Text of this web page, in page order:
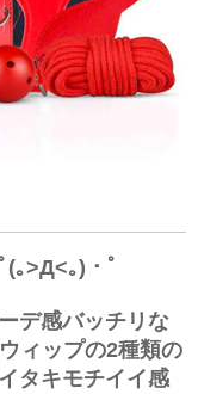
(｡>Д<｡)・ﾟ
デ感バッチリな
ィップの2種類の
タキモチイイ感